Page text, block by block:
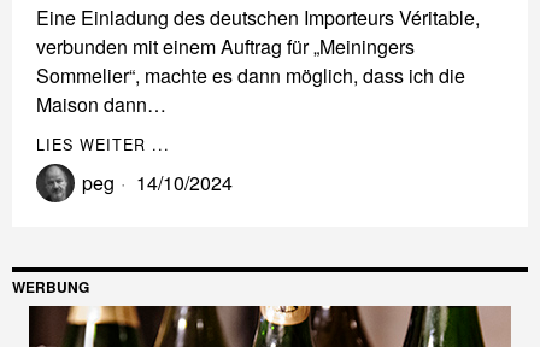
Eine Einladung des deutschen Importeurs Véritable,
verbunden mit einem Auftrag für „Meiningers
Sommelier“, machte es dann möglich, dass ich die
Maison dann…
LIES WEITER ...
peg 14/10/2024
WERBUNG